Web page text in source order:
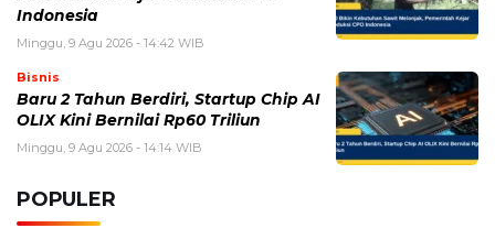
Resmi Unduh
Sabtu, 1 Agustus 2026 - 10:44 WIB
Hari Girlfriend Day 2026 Jatuh pada Tanggal Ini,
Sejarah dan Cara Merayakannya
Viral
Nama Febrio Adiono Muncul dalam